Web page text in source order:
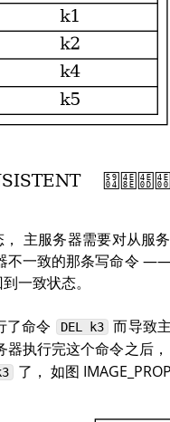
主服务器需要对从服
一致的那条写命令
一致状态。
了命令 DEL k3
而导致
器执行完这个命令之
了， 如图